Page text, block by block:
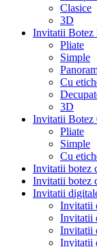
Clasice
3D
Invitatii Botez
Pliate
Simple
Cu
3D
Invitatii Botez
Pliate
Simple
Cu
Invitatii botez
Invitatii botez
Invitatii
Invitatii
Invitatii
Invitatii
Invitatii